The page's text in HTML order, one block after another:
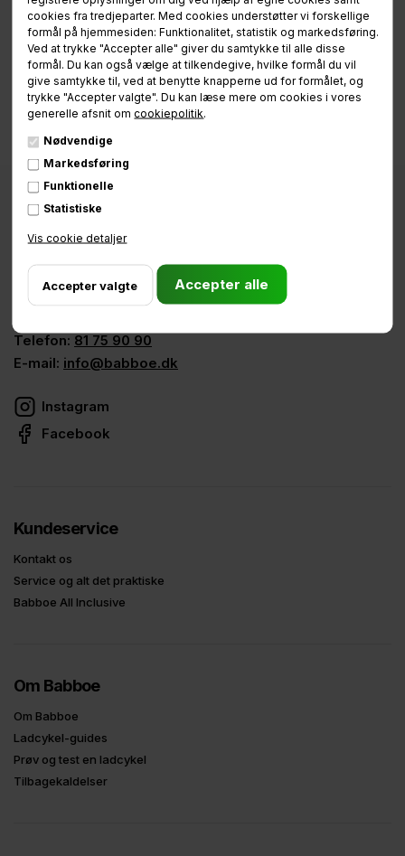
cookies fra tredjeparter. Med cookies understøtter vi forskellige
formål på hjemmesiden: Funktionalitet, statistik og markedsføring.
Ved at trykke "Accepter alle" giver du samtykke til alle disse
formål. Du kan også vælge at tilkendegive, hvilke formål du vil
give samtykke til, ved at benytte knapperne ud for formålet, og
trykke "Accepter valgte". Du kan læse mere om cookies i vores
generelle afsnit omcookiepolitik.
Nødvendige
Markedsføring
Funktionelle
Statistiske
Vis cookie detaljer
Fjeldhammervej 6, 2610 Rødovre
CVR: 34738165
Telefon: 81 75 90 90
E-mail: info@babboe.dk
Instagram
Facebook
Kundeservice
Kontakt os
Service og alt det praktiske
Babboe All Inclusive
Om Babboe
Om Babboe
Ladcykel-guides
Prøv og test en ladcykel
Tilbagekaldelser